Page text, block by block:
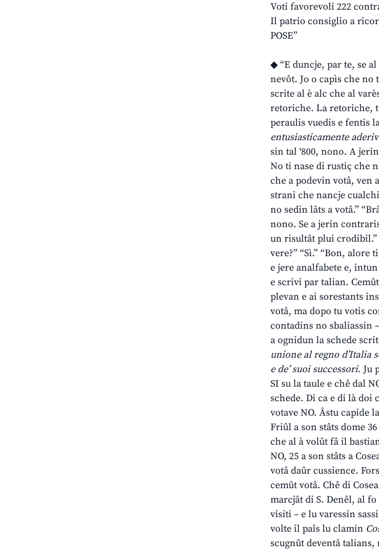
Voti favorevoli 222
Il patrio consiglio a
POSE”
◆ “E duncje, par te, se
nevôt. Jo o capìs che no
scrite al è alc che al
retoriche. La retoriche,
peraulis vuedis e fentis
entusiasticamente
sin tal ‘800, nono. A
No ti nase di rustiç che
che a podevin votâ, ven
strani che nancje
no sedin lâts a votâ.”
nono. Se a jerin
un risultât plui crodibil.”
vere?” “Sì.” “Bon,
e jere analfabete e,
e scrivi par talian.
plevan e ai sorestants
votâ, ma dopo tu votis
contadins no sbaliassin
a ognidun la schede
unione al regno d’Italia
e de’ suoi successori. Ju
SI su la taule e chê dal
schede. Di ca e di là doi
votave NO. Âstu capide
Friûl a son stâts dome
che al à volût fâ il
NO, 25 a son stâts a
votâ daûr cussience.
cemût votâ. Chê di
marcjât di S. Denêl, al
visiti – e lu varessin
volte il paîs lu clamin
scugnût deventâ talians,